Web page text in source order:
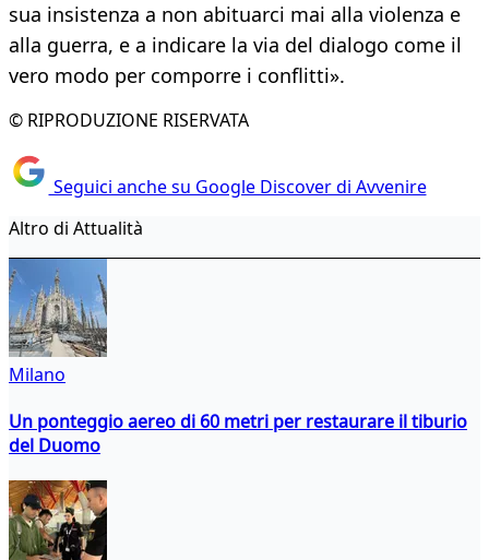
sua insistenza a non abituarci mai alla violenza e
alla guerra, e a indicare la via del dialogo come il
vero modo per comporre i conflitti».
© RIPRODUZIONE RISERVATA
Seguici anche su Google Discover di Avvenire
Altro di Attualità
Milano
Un ponteggio aereo di 60 metri per restaurare il tiburio
del Duomo